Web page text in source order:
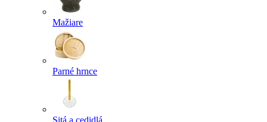
Mažiare
Parné hrnce
Sitá a cedidlá